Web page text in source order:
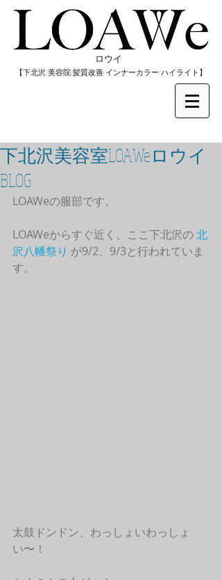
​ロウイ
​【下北沢/美容院/髪質改善/インナーカラー/​ハイライト】
下北沢美容室LOAWeロウイ
BLOG
LOAWeの服部です。
LOAWeからすぐ近く、ここ下北沢の 北
沢八幡祭り が9/2、9/3と行われていま
す。
太鼓ドンドン、わっしょいわっしょ
い〜！